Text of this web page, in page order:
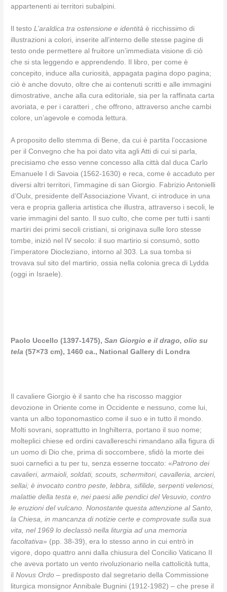
appartenenti ai territori subalpini.
Il testoL’araldica tra ostensione e identitàè ricchissimo di
illustrazioni a colori, inserite all’interno delle stesse pagine di
testo onde permettere al fruitore un’immediata visione di ciò
che si sta leggendo e apprendendo. Il libro, per come è
concepito, induce alla curiosità, appagata pagina dopo pagina;
ciò è anche dovuto, oltre che ai contenuti scritti e alle immagini
dimostrative, anche alla cura editoriale, sia per la raffinata carta
avoriata, e per i caratteri , che offrono, attraverso anche cambi
colore, un’agevole e comoda lettura.
A proposito dello stemma di Bene, da cui è partita l’occasione
per il Convegno che ha poi dato vita agli Atti di cui si parla,
precisiamo che esso venne concesso alla città dal duca Carlo
Emanuele I di Savoia (1562-1630) e reca, come è accaduto per
diversi altri territori, l’immagine di san Giorgio. Fabrizio Antonielli
d’Oulx, presidente dell’Associazione Vivant, ci introduce in una
vera e propria galleria artistica che illustra, attraverso i secoli, le
varie immagini del santo. Il suo culto, che come per tutti i santi
martiri dei primi secoli cristiani, si originava sulle loro stesse
tombe, iniziò nel IV secolo: il suo martirio si consumò, sotto
l’imperatore Diocleziano, intorno al 303. La sua tomba si
trovava sul sito del martirio, ossia nella colonia greca di Lydda
(oggi in Israele).
Paolo Uccello (1397-1475),San Giorgio e il drago, olio su
tela(57×73 cm), 1460 ca., National Gallery di Londra
Il cavaliere Giorgio è il santo che ha riscosso maggior
devozione in Oriente come in Occidente e nessuno, come lui,
vanta un albo toponomastico come il suo e in tutto il mondo.
Molti sovrani, soprattutto in Inghilterra, portano il suo nome;
molteplici chiese ed ordini cavallereschi rimandano alla figura di
un uomo di Dio che, prima di soccombere, sfidò la morte dei
suoi carnefici a tu per tu, senza esserne toccato: «Patrono dei
cavalieri, armaioli, soldati, scouts, schermitori, cavalleria, arcieri,
sellai; è invocato contro peste, lebbra, sifilide, serpenti velenosi,
malattie della testa e, nei paesi alle pendici del Vesuvio, contro
le eruzioni del vulcano. Nonostante questa attenzione al Santo,
la Chiesa, in mancanza di notizie certe e comprovate sulla sua
vita, nel 1969 lo declassò nella liturgia ad una memoria
facoltativa» (pp. 38-39), era lo stesso anno in cui entrò in
vigore, dopo quattro anni dalla chiusura del Concilio Vaticano II
che aveva portato un vento rivoluzionario nella cattolicità tutta,
ilNovus Ordo – predisposto dal segretario della Commissione
liturgica monsignor Annibale Bugnini (1912-1982) – che prese il